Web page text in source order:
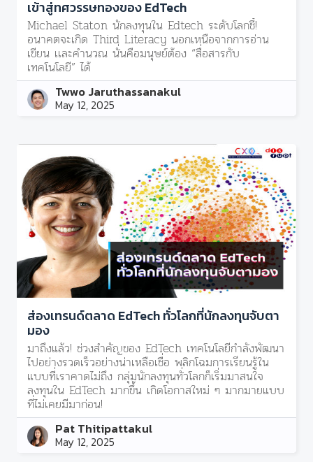
เข้าสู่ทศวรรษทองของ EdTech
Michael Staton นักลงทุนใน Edtech ระดับโลกชี้!
อนาคตจะเกิด Third Literacy นอกเหนือจากการอ่าน
เขียน เเละคำนวณ นั่นคือมนุษย์ต้อง “สื่อสารกับ
เทคโนโลยี” ได้
Twwo Jaruthassanakul
May 12, 2025
ส่องเทรนด์ตลาด EdTech ทั่วโลกที่นักลงทุนจับตา
มอง
มาถึงแล้ว! ช่วงสำคัญของ EdTech เทคโนโลยีกำลังพัฒนา
ไปอย่างรวดเร็วอย่างน่าเหลือเชื่อ พลิกโฉมการเรียนรู้ใน
แบบที่เราคาดไม่ถึง กลุ่มนักลงทุนทั่วโลกก็เริ่มมาสนใจ
ลงทุนใน EdTech มากขึ้น เกิดโอกาสใหม่ ๆ มากมายแบบ
ที่ไม่เคยมีมาก่อน!
Pat Thitipattakul
May 12, 2025